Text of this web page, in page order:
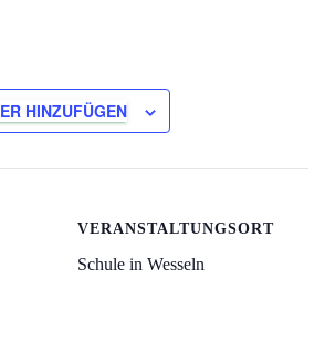
HINZUFÜGEN
VERANSTALTUNGSORT
Schule in Wesseln